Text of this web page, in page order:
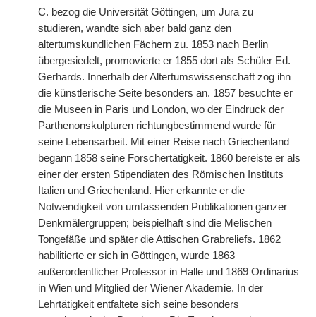
C. bezog die Universität Göttingen, um Jura zu
studieren, wandte sich aber bald ganz den
altertumskundlichen Fächern zu. 1853 nach Berlin
übergesiedelt, promovierte er 1855 dort als Schüler Ed.
Gerhards. Innerhalb der Altertumswissenschaft zog ihn
die künstlerische Seite besonders an. 1857 besuchte er
die Museen in Paris und London, wo der Eindruck der
Parthenonskulpturen richtungbestimmend wurde für
seine Lebensarbeit. Mit einer Reise nach Griechenland
begann 1858 seine Forschertätigkeit. 1860 bereiste er als
einer der ersten Stipendiaten des Römischen Instituts
Italien und Griechenland. Hier erkannte er die
Notwendigkeit von umfassenden Publikationen ganzer
Denkmälergruppen; beispielhaft sind die Melischen
Tongefäße und später die Attischen Grabreliefs. 1862
habilitierte er sich in Göttingen, wurde 1863
außerordentlicher Professor in Halle und 1869 Ordinarius
in Wien und Mitglied der Wiener Akademie. In der
Lehrtätigkeit entfaltete sich seine besonders